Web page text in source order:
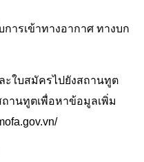
ารเข้าทางอากาศ ทางบก
ะใบสมัครไปยังสถานทูต
ถานทูตเพื่อหาข้อมูลเพิ่ม